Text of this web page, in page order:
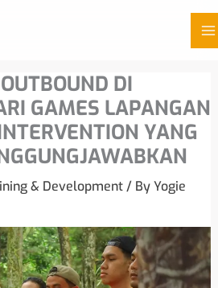
DI
GAMES LAPANGAN
YANG
& Development/ ByYogie